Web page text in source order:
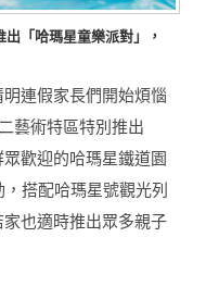
「哈瑪星童樂派對」，
明連假家長們開始煩惱
藝術特區特別推出
眾歡迎的哈瑪星鐵道園
搭配哈瑪星號觀光列
也適時推出眾多親子